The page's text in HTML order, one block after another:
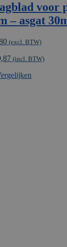
voor
– asgat
Prijsklasse:
tot
.090,80
(excl. BTW)
(incl. BTW)